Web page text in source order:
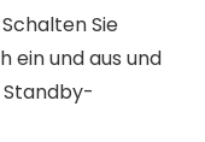
Sie
ein und aus und